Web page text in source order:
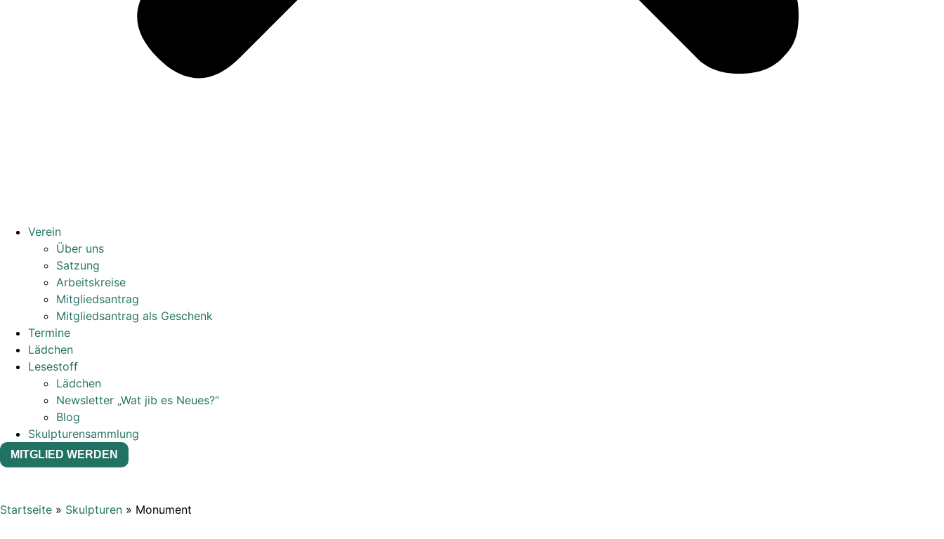
Verein
Über uns
Satzung
Arbeitskreise
Mitgliedsantrag
Mitgliedsantrag als Geschenk
Termine
Lädchen
Lesestoff
Lädchen
Newsletter „Wat jib es Neues?“
Blog
Skulpturensammlung
MITGLIED WERDEN
Startseite » Skulpturen » Monument